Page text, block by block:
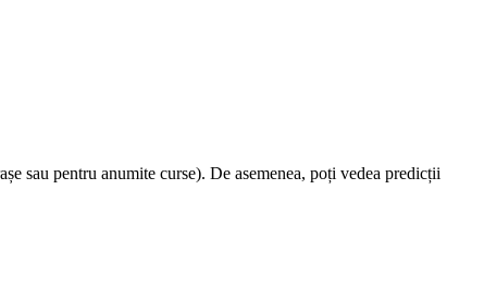
sau pentru anumite curse). De asemenea, poți vedea predicții